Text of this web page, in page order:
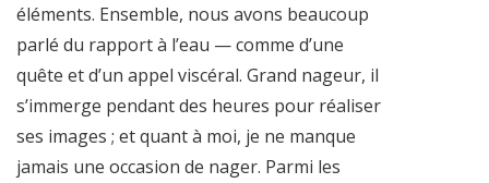
éléments. Ensemble, nous avons beaucoup
parlé du rapport à l’eau — comme d’une
quête et d’un appel viscéral. Grand nageur, il
s’immerge pendant des heures pour réaliser
ses images ; et quant à moi, je ne manque
jamais une occasion de nager. Parmi les